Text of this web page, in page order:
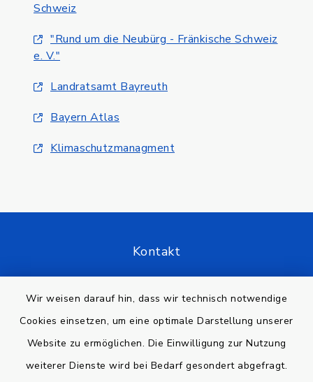
Wir weisen darauf hin, dass wir technisch notwendige
Cookies einsetzen, um eine optimale Darstellung unserer
Website zu ermöglichen. Die Einwilligung zur Nutzung
weiterer Dienste wird bei Bedarf gesondert abgefragt.
Schweiz
"Rund um die Neubürg - Fränkische Schweiz
e. V."
Landratsamt Bayreuth
Bayern Atlas
Klimaschutzmanagment
Kontakt
Datenschutz
Impressum